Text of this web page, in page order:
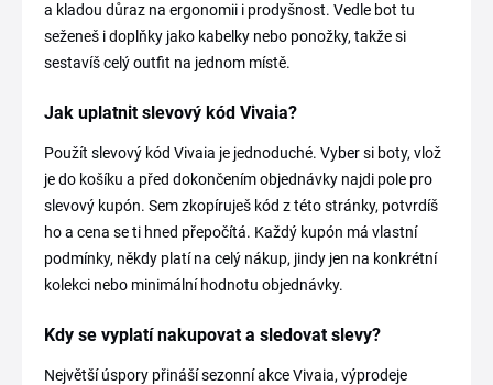
a kladou důraz na ergonomii i prodyšnost. Vedle bot tu
seženeš i doplňky jako kabelky nebo ponožky, takže si
sestavíš celý outfit na jednom místě.
Jak uplatnit slevový kód Vivaia?
Použít slevový kód Vivaia je jednoduché. Vyber si boty, vlož
je do košíku a před dokončením objednávky najdi pole pro
slevový kupón. Sem zkopíruješ kód z této stránky, potvrdíš
ho a cena se ti hned přepočítá. Každý kupón má vlastní
podmínky, někdy platí na celý nákup, jindy jen na konkrétní
kolekci nebo minimální hodnotu objednávky.
Kdy se vyplatí nakupovat a sledovat slevy?
Největší úspory přináší sezonní akce Vivaia, výprodeje